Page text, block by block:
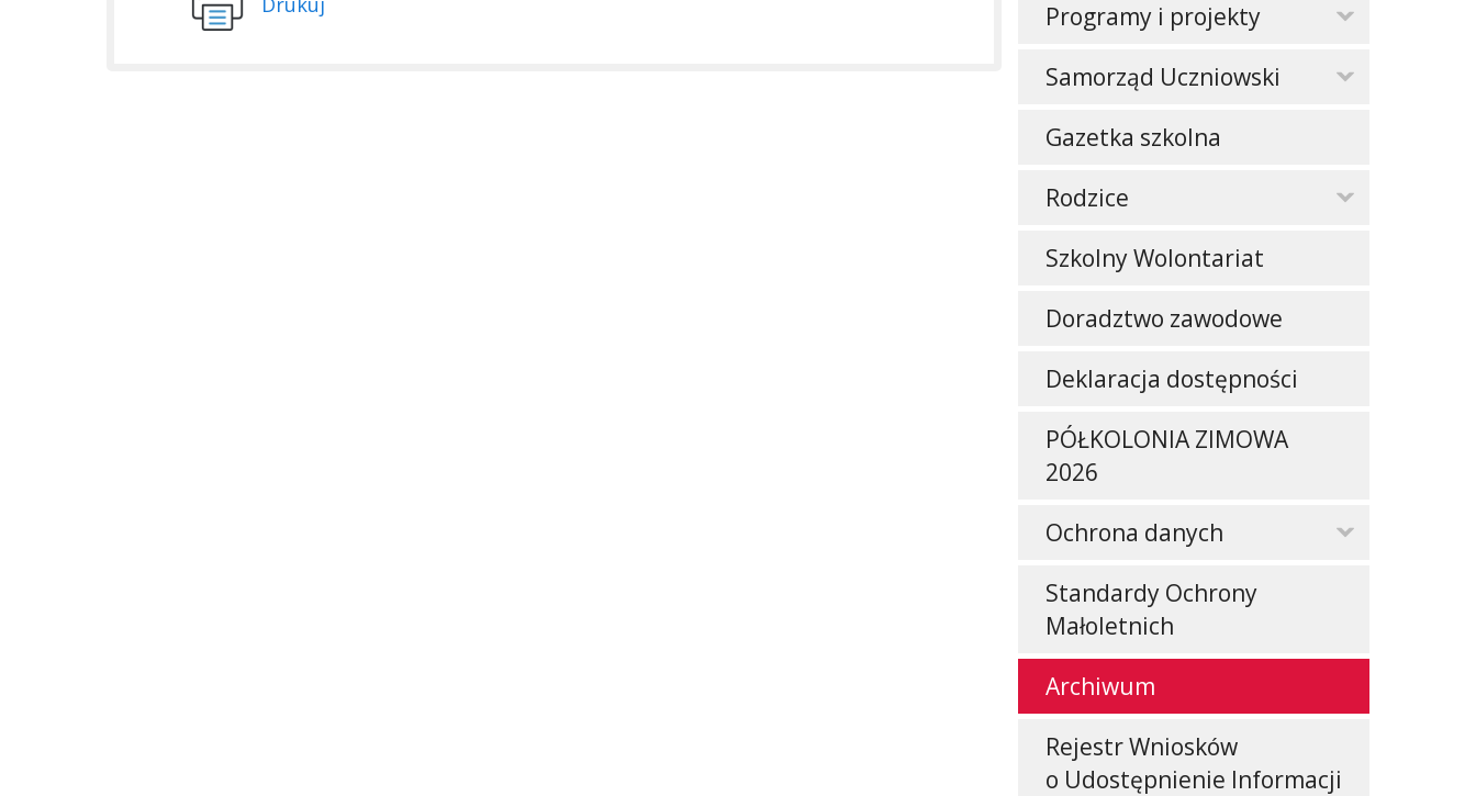
Programy i projekty
Samorząd Uczniowski
Gazetka szkolna
Rodzice
Szkolny Wolontariat
Doradztwo zawodowe
Deklaracja dostępności
PÓŁKOLONIA ZIMOWA
2026
Ochrona danych
Standardy Ochrony
Małoletnich
Archiwum
Rejestr Wniosków
o Udostępnienie Informacji